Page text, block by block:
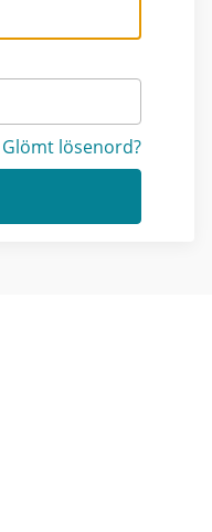
Glömt lösenord?